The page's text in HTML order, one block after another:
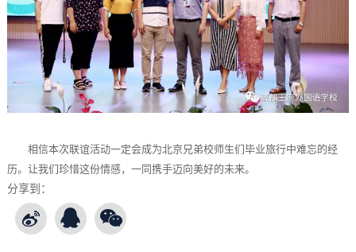
相信本次联谊活动一定会成为北京兄弟校师生们毕业旅行中难忘的经
历。让我们珍惜这份情感，一同携手迈向美好的未来。
分享到：